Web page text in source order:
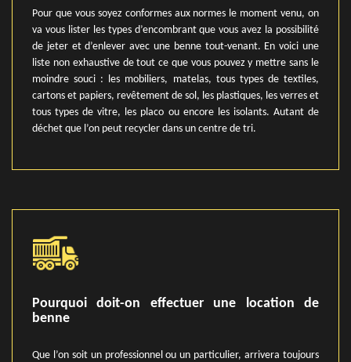
Pour que vous soyez conformes aux normes le moment venu, on
va vous lister les types d’encombrant que vous avez la possibilité
de jeter et d’enlever avec une benne tout-venant. En voici une
liste non exhaustive de tout ce que vous pouvez y mettre sans le
moindre souci : les mobiliers, matelas, tous types de textiles,
cartons et papiers, revêtement de sol, les plastiques, les verres et
tous types de vitre, les placo ou encore les isolants. Autant de
déchet que l’on peut recycler dans un centre de tri.
Pourquoi doit-on effectuer une location de
benne
Que l’on soit un professionnel ou un particulier, arrivera toujours